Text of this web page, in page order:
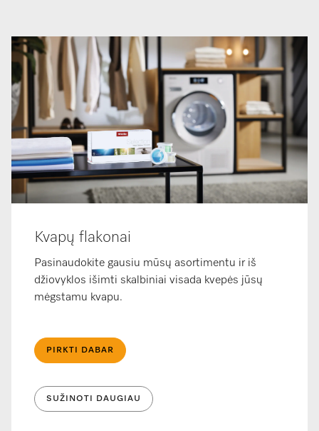
Kvapų flakonai
Pasinaudokite gausiu mūsų asortimentu ir iš
džiovyklos išimti skalbiniai visada kvepės jūsų
mėgstamu kvapu.
PIRKTI DABAR
SUŽINOTI DAUGIAU